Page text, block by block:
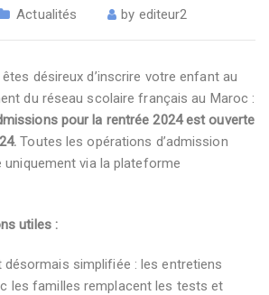
Actualités by editeur2
désireux d’inscrire votre enfant au
du réseau scolaire français au Maroc :
pour la rentrée 2024 est ouverte
Toutes les opérations d’admission
uniquement via la plateforme
utiles :
désormais simplifiée : les entretiens
les familles remplacent les tests et